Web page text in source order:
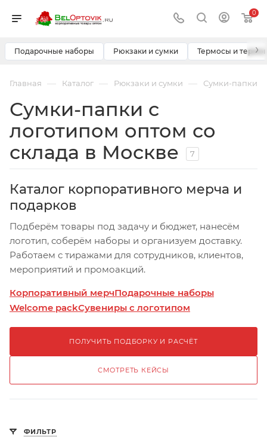
0
Подарочные наборы Рюкзаки и сумки Термосы и ›
Главная — Каталог — Рюкзаки и сумки — Сумки-папки
Сумки-папки с
логотипом оптом со
склада в Москве
7
Каталог корпоративного мерча и
подарков
Подберём товары под задачу и бюджет, нанесём
логотип, соберём наборы и организуем доставку.
Работаем с тиражами для сотрудников, клиентов,
мероприятий и промоакций.
Корпоративный мерчПодарочные наборы
Welcome packСувениры с логотипом
ПОЛУЧИТЬ ПОДБОРКУ И РАСЧЁТ
СМОТРЕТЬ КЕЙСЫ
ФИЛЬТР